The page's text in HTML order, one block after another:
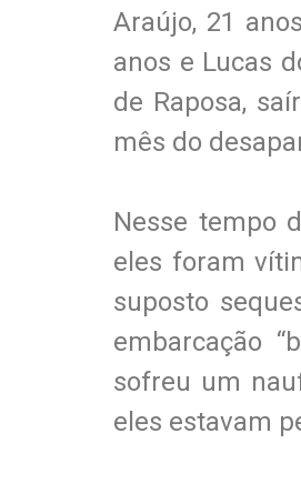
Araújo, 21
anos e Lucas
de Raposa,
mês do
Nesse tempo
eles foram
suposto
embarcação
sofreu um
eles estavam